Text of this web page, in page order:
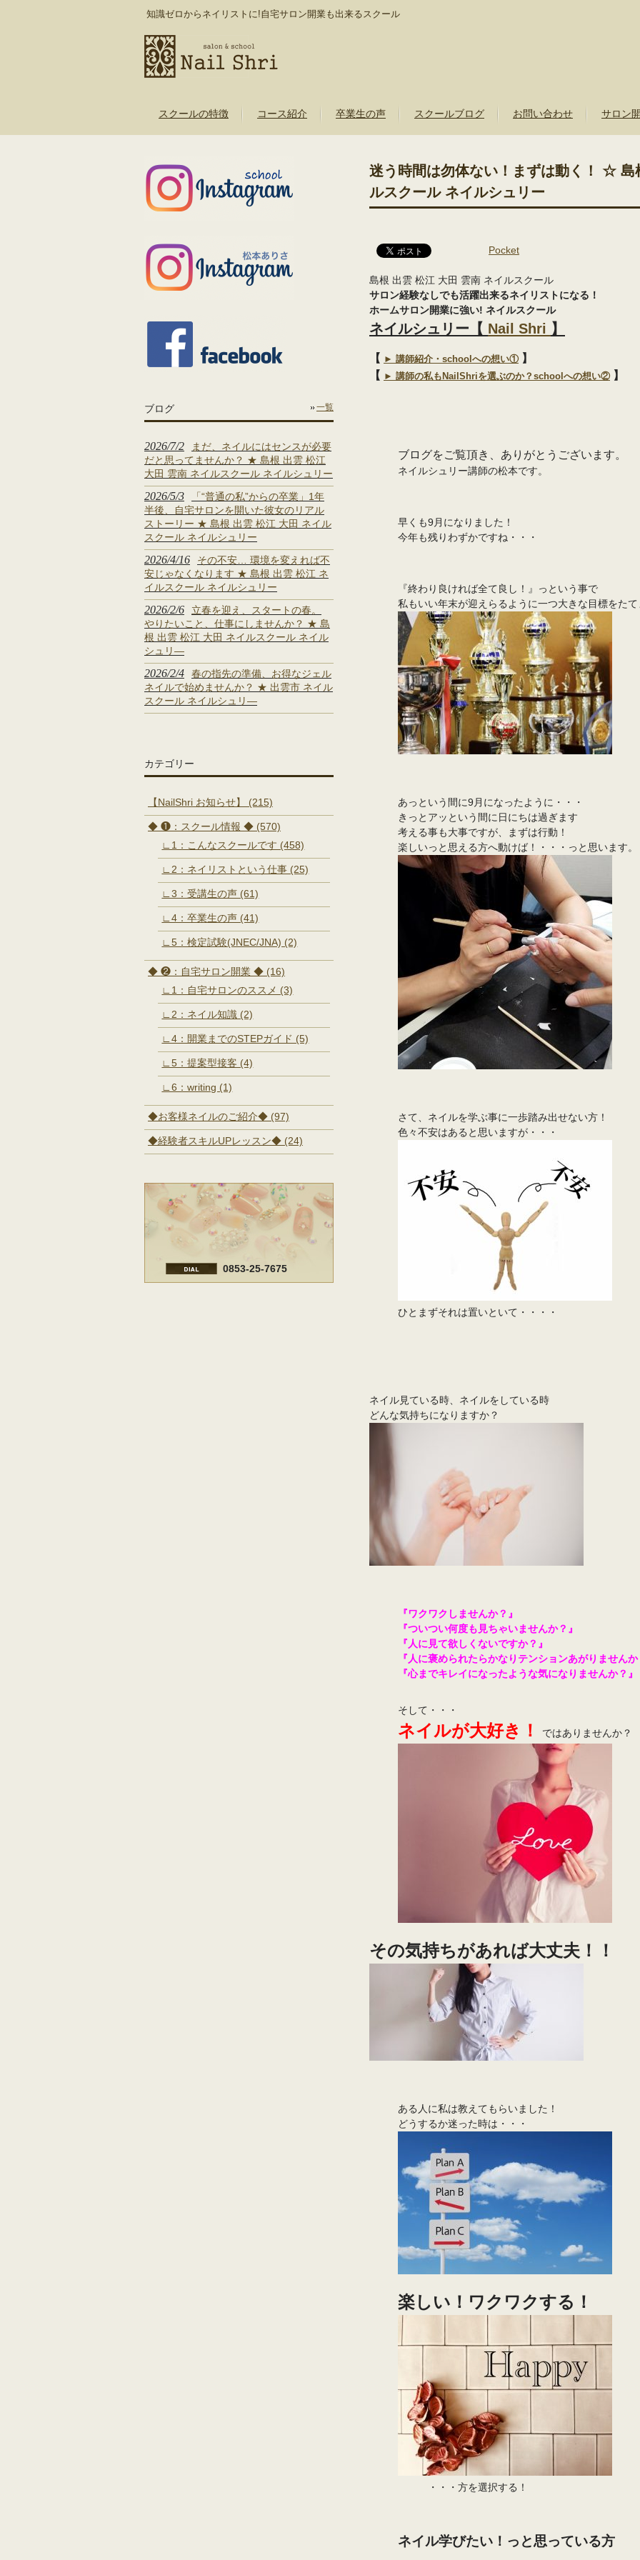
知識ゼロからネイリストに!自宅サロン開業も出来るスクール
スクールの特徴 コース紹介 卒業生の声 スクールブログ お問い合わせ サロン
迷う時間は勿体ない！まずは動く！ ☆
ルスクール ネイルシュリー
Pocket
島根 出雲 松江 大田 雲南 ネイルスクール
サロン経験なしでも活躍出来るネイリストになる！
ホームサロン開業に強い! ネイルスクール
ネイルシュリー【 Nail Shri 】
【 ► 講師紹介・schoolへの想い① 】
【 ► 講師の私もNailShriを選ぶのか？schoolへの想い② 】
ブログをご覧頂き、ありがとうございます。
ネイルシュリー講師の松本です。
早くも9月になりました！
今年も残りわずかですね・・・
『終わり良ければ全て良し！』っという事で
私もいい年末が迎えらるように一つ大きな目標をた
あっという間に9月になったように・・・
きっとアッという間に日にちは過ぎます
考える事も大事ですが、まずは行動！
楽しいっと思える方へ動けば！・・・っと思います。
さて、ネイルを学ぶ事に一歩踏み出せない方！
色々不安はあると思いますが・・・
ひとまずそれは置いといて・・・・
ネイル見ている時、ネイルをしている時
どんな気持ちになりますか？
『ワクワクしませんか？』
『ついつい何度も見ちゃいませんか？』
『人に見て欲しくないですか？』
『人に褒められたらかなりテンションあがりません
『心までキレイになったような気になりませんか？』
そして・・・
ネイルが大好き！ ではありませんか？
その気持ちがあれば大丈夫！！
ある人に私は教えてもらいました！
どうするか迷った時は・・・
楽しい！ワクワクする！
・・・方を選択する！
ネイル学びたい！っと思っている方
ブログ 一覧
2026/7/2
まだ、ネイルにはセンスが必要
だと思ってませんか？ ★ 島根 出雲 松江
大田 雲南 ネイルスクール ネイルシュリー
2026/5/3
「“普通の私”からの卒業」1年
半後、自宅サロンを開いた彼女のリアル
ストーリー ★ 島根 出雲 松江 大田 ネイル
スクール ネイルシュリー
2026/4/16
その不安… 環境を変えれば不
安じゃなくなります ★ 島根 出雲 松江 ネ
イルスクール ネイルシュリー
2026/2/6
立春を迎え、スタートの春。
やりたいこと、仕事にしませんか？ ★ 島
根 出雲 松江 大田 ネイルスクール ネイル
シュリ―
2026/2/4
春の指先の準備、お得なジェル
ネイルで始めませんか？ ★ 出雲市 ネイル
スクール ネイルシュリ―
カテゴリー
【NailShri お知らせ】 (215)
◆ ❶：スクール情報 ◆ (570)
∟1：こんなスクールです (458)
∟2：ネイリストという仕事 (25)
∟3：受講生の声 (61)
∟4：卒業生の声 (41)
∟5：検定試験(JNEC/JNA) (2)
◆ ❷：自宅サロン開業 ◆ (16)
∟1：自宅サロンのススメ (3)
∟2：ネイル知識 (2)
∟4：開業までのSTEPガイド (5)
∟5：提案型接客 (4)
∟6：writing (1)
◆お客様ネイルのご紹介◆ (97)
◆経験者スキルUPレッスン◆ (24)
0853-25-7675